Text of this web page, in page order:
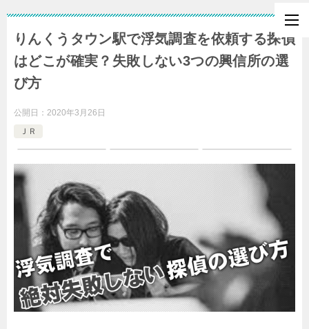
りんくうタウン駅で浮気調査を依頼する探偵
はどこが確実？失敗しない3つの興信所の選
び方
公開日： 2020年3月26日
ＪＲ